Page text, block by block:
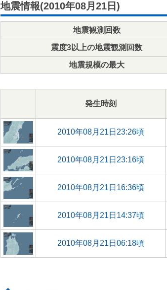
地震情報(2010年08月21日)
地震観測回数
震度3以上の地震観測回数
地震規模の最大
発生時刻
2010年08月21日23:26頃
2010年08月21日23:16頃
2010年08月21日16:36頃
2010年08月21日14:37頃
2010年08月21日06:18頃